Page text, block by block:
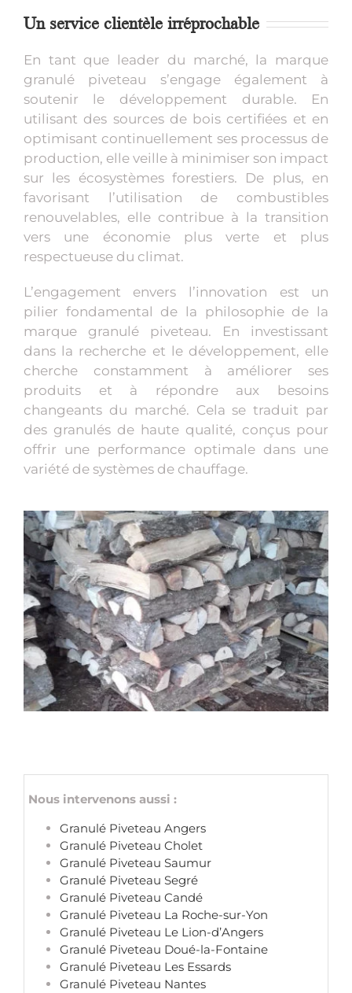
Un service clientèle irréprochable
En tant que leader du marché, la marque
granulé piveteau s’engage également à
soutenir le développement durable. En
utilisant des sources de bois certifiées et en
optimisant continuellement ses processus de
production, elle veille à minimiser son impact
sur les écosystèmes forestiers. De plus, en
favorisant l’utilisation de combustibles
renouvelables, elle contribue à la transition
vers une économie plus verte et plus
respectueuse du climat.
L’engagement envers l’innovation est un
pilier fondamental de la philosophie de la
marque granulé piveteau. En investissant
dans la recherche et le développement, elle
cherche constamment à améliorer ses
produits et à répondre aux besoins
changeants du marché. Cela se traduit par
des granulés de haute qualité, conçus pour
offrir une performance optimale dans une
variété de systèmes de chauffage.
Nous intervenons aussi :
Granulé Piveteau Angers
Granulé Piveteau Cholet
Granulé Piveteau Saumur
Granulé Piveteau Segré
Granulé Piveteau Candé
Granulé Piveteau La Roche-sur-Yon
Granulé Piveteau Le Lion-d’Angers
Granulé Piveteau Doué-la-Fontaine
Granulé Piveteau Les Essards
Granulé Piveteau Nantes